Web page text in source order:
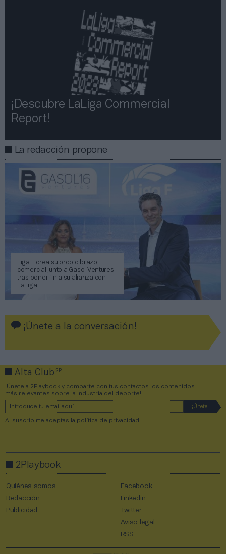
¡Descubre LaLiga Commercial
Report!​​
La redacción propone
Liga F crea su propio brazo
comercial junto a Gasol Ventures
tras poner fin a su alianza con
LaLiga
¡Únete a la conversación!
Alta Club2P
¡Únete a 2Playbook y comparte con tus contactos los contenidos
más relevantes sobre la industria del deporte!
Al suscribirte aceptas la política de privacidad
2Playbook
Quiénes somos
Redacción
Publicidad
Facebook
Linkedin
Twitter
Aviso legal
RSS